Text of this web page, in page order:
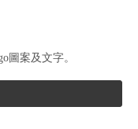
圖案及文字。